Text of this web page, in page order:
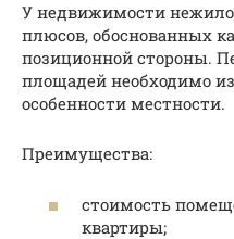
У недвижимости
плюсов, обоснованных
позиционной стороны.
площадей необходимо
особенности местности.
Преимущества:
стоимость
квартиры;